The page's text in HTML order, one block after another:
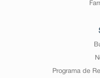
Programa de